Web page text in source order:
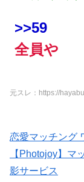
>>59
全員や
元スレ：https://
恋愛マッチング
【Photojoy】マ
影サービス